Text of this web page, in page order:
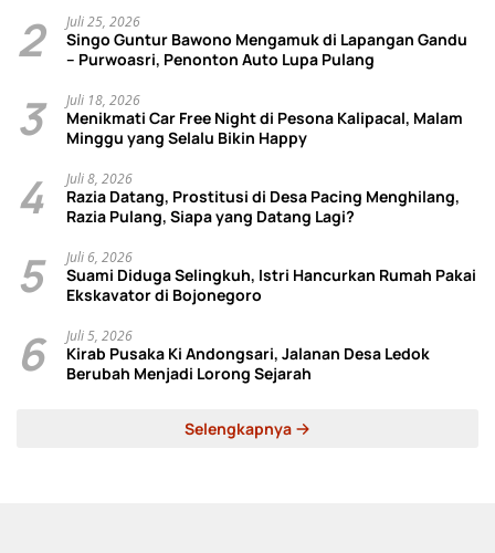
2 Juli 25, 2026
Singo Guntur Bawono Mengamuk di Lapangan Gandu
– Purwoasri, Penonton Auto Lupa Pulang
3 Juli 18, 2026
Menikmati Car Free Night di Pesona Kalipacal, Malam
Minggu yang Selalu Bikin Happy
4 Juli 8, 2026
Razia Datang, Prostitusi di Desa Pacing Menghilang,
Razia Pulang, Siapa yang Datang Lagi?
5 Juli 6, 2026
Suami Diduga Selingkuh, Istri Hancurkan Rumah Pakai
Ekskavator di Bojonegoro
6 Juli 5, 2026
Kirab Pusaka Ki Andongsari, Jalanan Desa Ledok
Berubah Menjadi Lorong Sejarah
Selengkapnya